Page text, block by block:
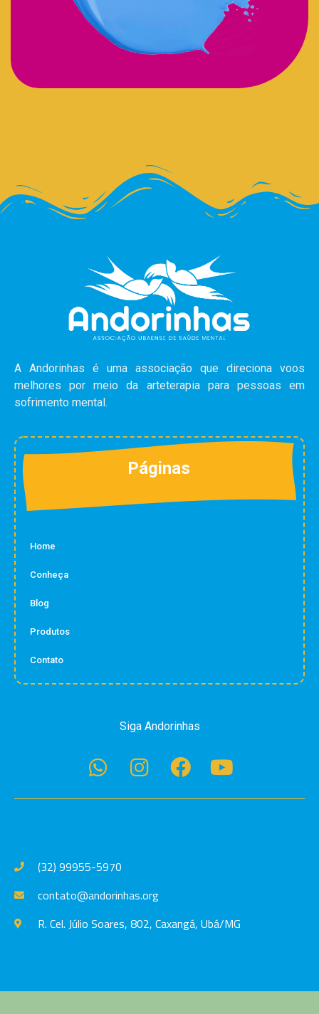
A Andorinhas é uma associação que direciona voos
melhores por meio da arteterapia para pessoas em
sofrimento mental.
Páginas
Home
Conheça
Blog
Produtos
Contato
Siga Andorinhas
(32) 99955-5970
contato@andorinhas.org
R. Cel. Júlio Soares, 802, Caxangá, Ubá/MG